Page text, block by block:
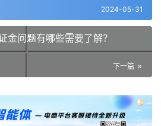
2024-05-31
金问题有哪些需要了解？
下一篇